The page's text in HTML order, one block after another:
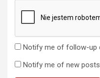
Notify me of follow-up
Notify me of new posts